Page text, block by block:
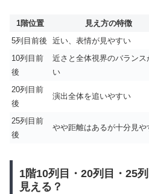
1階位置 見え方の特徴
5列目前後
近い、表情が見やすい
10列目前
後
近さと全体視界のバランス
い
20列目前
後
演出全体を追いやすい
25列目前
後
やや距離はあるが十分見や
1階10列目・20列目・25
見える？